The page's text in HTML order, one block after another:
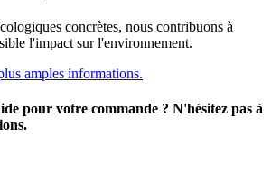
concrètes, nous contribuons à
l'impact sur l'environnement.
amples informations.
pour votre commande ? N'hésitez pas à